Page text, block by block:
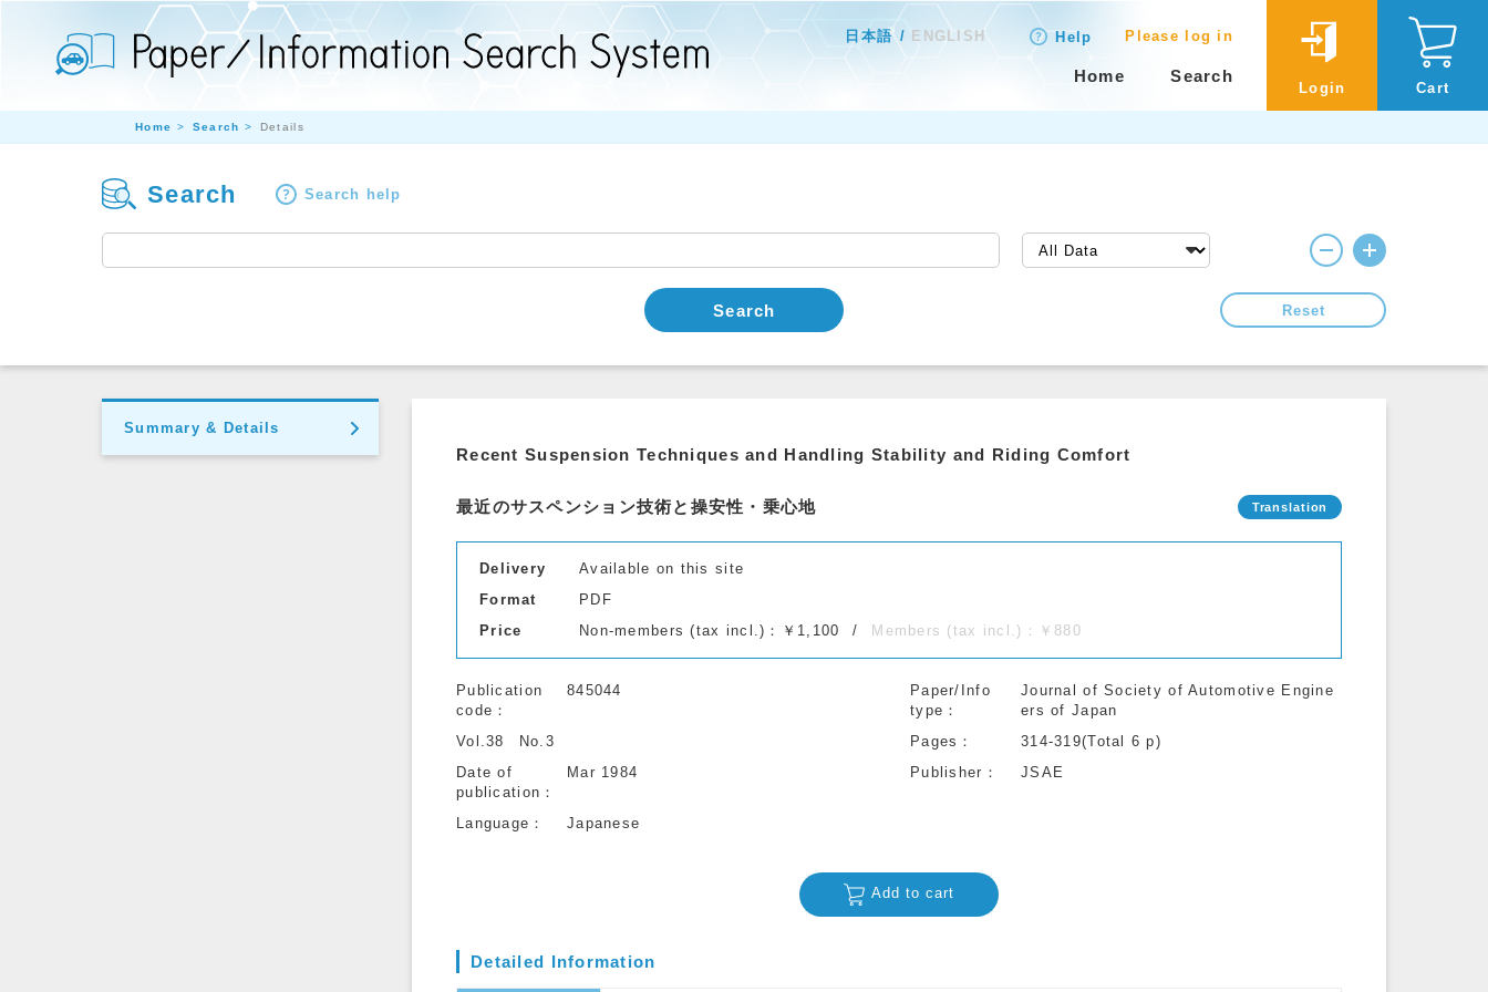
日本語 ENGLISH Help Please log in
Home Search
Login Cart
Home Search Details
Search Search help
Search Reset
Summary & Details
Recent Suspension Techniques and Handling Stability and Riding Comfort
最近のサスペンション技術と操安性・乗心地
Delivery
Available on this site
Format
PDF
Price
Non-members (tax incl.)：￥1,100 Members (tax incl.)：￥880
Publication
code
845044
Paper/Info
type
Journal of Society of Automotive Engine
ers of Japan
Vol.38
No.3 Pages
314-319(Total 6 p)
Date of
publication
Mar 1984 Publisher JSAE
Language Japanese
Add to cart
Detailed Information